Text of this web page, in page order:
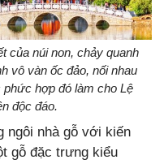
của núi non, chảy quanh
vô vàn ốc đảo, nối nhau
hợp đó làm cho Lệ
độc đáo.
ngôi nhà gỗ với kiến
gỗ đặc trưng kiểu